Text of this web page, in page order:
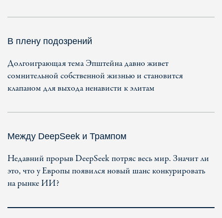
В плену подозрений
Долгоиграющая тема Эпштейна давно живет
сомнительной собственной жизнью и становится
клапаном для выхода ненависти к элитам
Между DeepSeek и Трампом
Недавний прорыв DeepSeek потряс весь мир. Значит ли
это, что у Европы появился новый шанс конкурировать
на рынке ИИ?